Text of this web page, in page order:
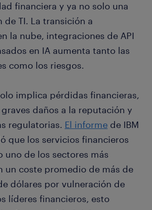
financiera y ya no solo una
de TI. La transición a
la nube, integraciones de API
​​en IA aumenta tanto las
como los riesgos.
implica pérdidas financieras,
daños a la reputación y
regulatorias. El informe de IBM
que los servicios financieros
uno de los sectores más
un coste promedio de más de
dólares por vulneración de
líderes financieros, esto